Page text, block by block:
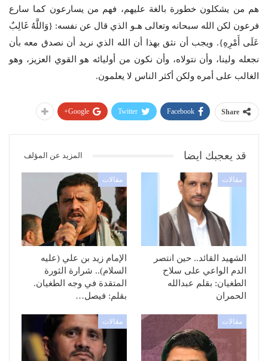
هم من يشكلون خطورة بالغة عليهم، فهم من يسارعون كما سارع
فرعون لكن الله سبحانه وتعالى هـو الذي قال عن نفسه: {وَاللَّهُ غَالِبٌ
عَلَى أَمْرِهِ}. ويجب أن نثق بهذا أن الله الذي نريد أن نصدق معه بأن
نجعله ولينا، وأن نتولاه، وأن نكون من أوليائه هو القوي العزيز، وهو
الغالب على أمره ولكن أكثر الناس لا يعلمون.
Share
Facebook
Twitter
Google+
قد يعجبك ايضا المزيد عن المؤلف
مقالات
الشهيد القائد.. حين انتصر
الدم الواعي على سلاح
الطغيان: بقلم عبدالله
الحمران
مقالات
الإمام زيد بن علي (عليه
السلام).. شرارة الثورة
المتقدة في وجه الطغيان.
بقلم: فيصل…
مقالات مقالات